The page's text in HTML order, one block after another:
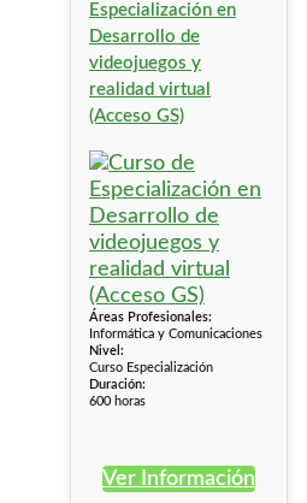
Especialización en
Desarrollo de
videojuegos y
realidad virtual
(Acceso GS)
Áreas Profesionales:
Informática y Comunicaciones
Nivel:
Curso Especialización
Duración:
600 horas
Ver Información